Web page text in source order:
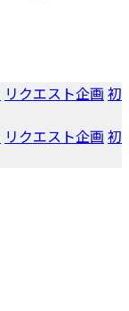
リクエスト企画 初
リクエスト企画 初